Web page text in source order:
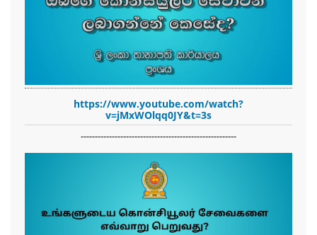
https://www.youtube.com/watch?
v=jMxWOlqq0JY&t=3s
-------------------------------------------------------